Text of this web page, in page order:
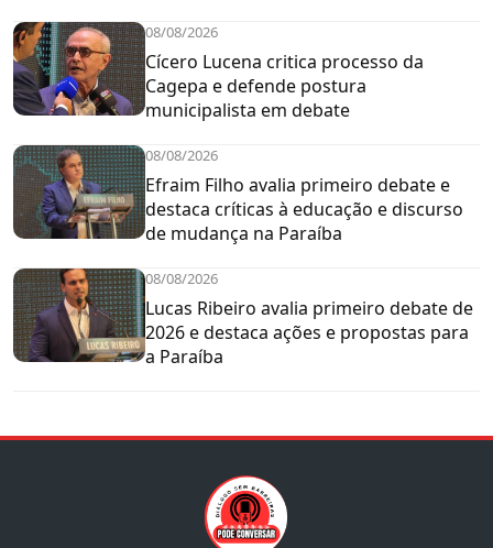
08/08/2026
Cícero Lucena critica processo da
Cagepa e defende postura
municipalista em debate
08/08/2026
Efraim Filho avalia primeiro debate e
destaca críticas à educação e discurso
de mudança na Paraíba
08/08/2026
Lucas Ribeiro avalia primeiro debate de
2026 e destaca ações e propostas para
a Paraíba